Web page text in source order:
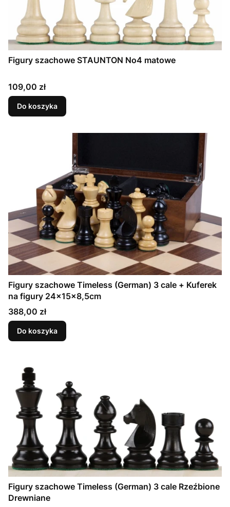
Figury szachowe STAUNTON No4 matowe
Cena
109,00 zł
Do koszyka
Figury szachowe Timeless (German) 3 cale + Kuferek
na figury 24x15x8,5cm
Cena
388,00 zł
Do koszyka
Figury szachowe Timeless (German) 3 cale Rzeźbione
Drewniane